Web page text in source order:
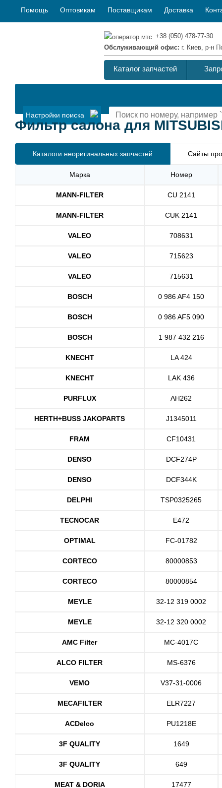
Помощь Оптовикам Поставщикам Доставка
+38 (050) 478-77-30
Обслуживающий офис: г. Киев, р-н
Каталог запчастей
Настройки поиска
Фильтр салона для
Каталоги неоригинальных запчастей Сайты
Марка Номер
MANN-FILTER CU 2141
MANN-FILTER CUK 2141
VALEO 708631
VALEO 715623
VALEO 715631
BOSCH 0 986 AF4 150
BOSCH 0 986 AF5 090
BOSCH 1 987 432 216
KNECHT LA 424
KNECHT LAK 436
PURFLUX AH262
HERTH+BUSS JAKOPARTS J1345011
FRAM CF10431
DENSO DCF274P
DENSO DCF344K
DELPHI TSP0325265
TECNOCAR E472
OPTIMAL FC-01782
CORTECO 80000853
CORTECO 80000854
MEYLE 32-12 319 0002
MEYLE 32-12 320 0002
AMC Filter MC-4017C
ALCO FILTER MS-6376
VEMO V37-31-0006
MECAFILTER ELR7227
ACDelco PU1218E
3F QUALITY 1649
3F QUALITY 649
MEAT & DORIA 17477